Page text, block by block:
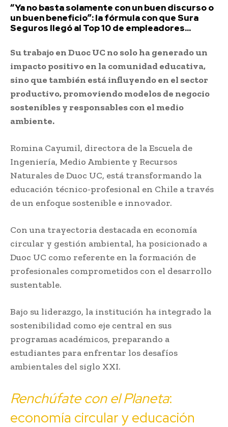
“Ya no basta solamente con un buen discurso o
un buen beneficio”: la fórmula con que Sura
Seguros llegó al Top 10 de empleadores...
Su trabajo en Duoc UC no solo ha generado un
impacto positivo en la comunidad educativa,
sino que también está influyendo en el sector
productivo, promoviendo modelos de negocio
sostenibles y responsables con el medio
ambiente.
Romina Cayumil, directora de la Escuela de
Ingeniería, Medio Ambiente y Recursos
Naturales de Duoc UC, está transformando la
educación técnico-profesional en Chile a través
de un enfoque sostenible e innovador.
Con una trayectoria destacada en economía
circular y gestión ambiental, ha posicionado a
Duoc UC como referente en la formación de
profesionales comprometidos con el desarrollo
sustentable.
Bajo su liderazgo, la institución ha integrado la
sostenibilidad como eje central en sus
programas académicos, preparando a
estudiantes para enfrentar los desafíos
ambientales del siglo XXI.
Renchúfate con el Planeta:
economía circular y educación